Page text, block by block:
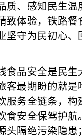
质、感知民生
致体验，铁路
坚守为民初心
食品安全是民
客最期盼的就
服务全链条，
食安全保驾护
头隔绝污染隐